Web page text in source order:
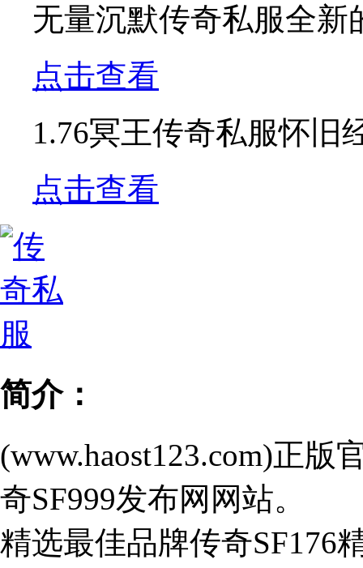
无量沉默传奇私服全新
点击查看
1.76冥王传奇私服怀旧
点击查看
简介：
(www.haost123.com)正
奇SF999发布网网站。
精选最佳品牌传奇SF176